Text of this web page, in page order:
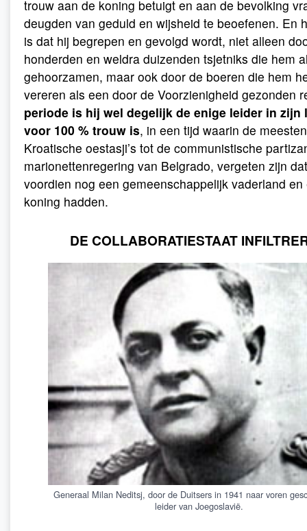
trouw aan de koning betuigt en aan de bevolking
deugden van geduld en wijsheid te beoefenen. En
is dat hij begrepen en gevolgd wordt, niet alleen
honderden en weldra duizenden tsjetniks die hem
gehoorzamen, maar ook door de boeren die hem
vereren als een door de Voorzienigheid gezonden
periode is hij wel degelijk de enige leider in zijn
voor 100 % trouw is, in een tijd waarin de
Kroatische oestasji’s tot de communistische
marionettenregering van Belgrado, vergeten zijn
voordien nog een gemeenschappelijk vaderland
koning hadden.
DE COLLABORATIESTAAT
Generaal Milan Neditsj, door de Duitsers in 1941 naar voren
leider van Joegoslavië.